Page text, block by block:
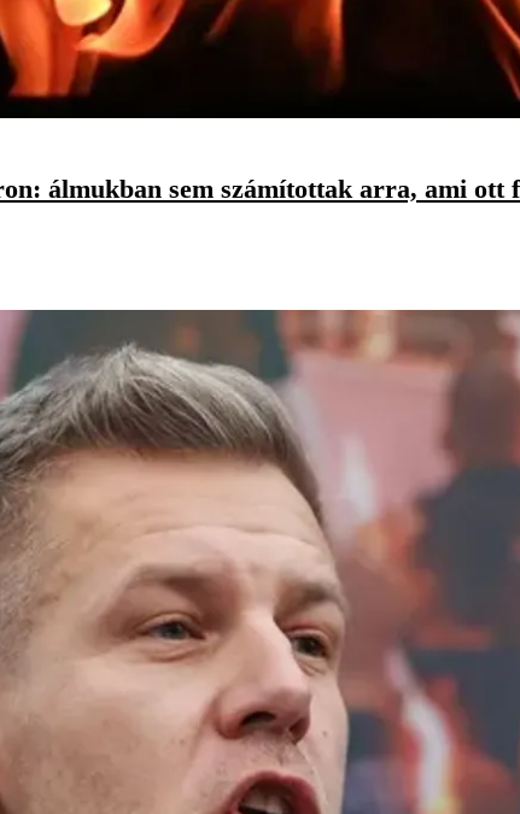
álmukban sem számítottak arra, ami ott